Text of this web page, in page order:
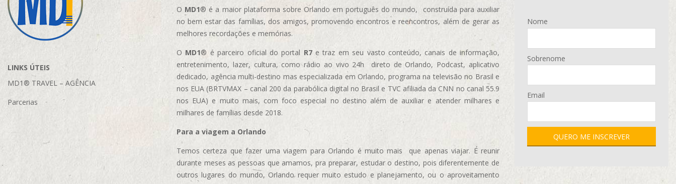
LINKS ÚTEIS
MD1® TRAVEL – AGÊNCIA
Parcerias
O MD1® é a maior plataforma sobre Orlando em português do mundo, construída para auxiliar
no bem estar das famílias, dos amigos, promovendo encontros e reencontros, além de gerar as
melhores recordações e memórias.
O MD1® é parceiro oficial do portal R7e traz em seu vasto conteúdo, canais de informação,
entretenimento, lazer, cultura, como rádio ao vivo 24h direto de Orlando, Podcast, aplicativo
dedicado, agência multi-destino mas especializada em Orlando, programa na televisão no Brasil e
nos EUA (BRTVMAX – canal 200 da parabólica digital no Brasil e TVC afiliada da CNN no canal 55.9
nos EUA) e muito mais, com foco especial no destino além de auxiliar e atender milhares e
milhares de famílias desde 2018.
Para a viagem a Orlando
Temos certeza que fazer uma viagem para Orlando é muito mais que apenas viajar. É reunir
durante meses as pessoas que amamos, pra preparar, estudar o destino, pois diferentemente de
outros lugares do mundo, Orlando requer muito estudo e planejamento, ou o aproveitamento
Nome
Sobrenome
Email